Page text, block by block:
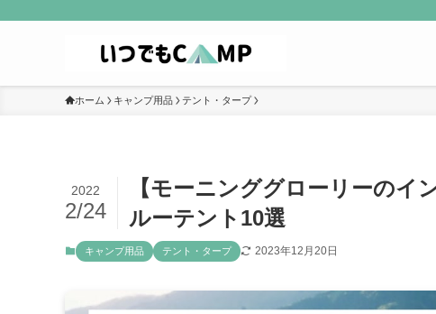
ホーム キャンプ用品 テント・タープ
【モーニンググローリーの
ルーテント10選
2022
2/24
キャンプ用品 テント・タープ 2023年12月20日